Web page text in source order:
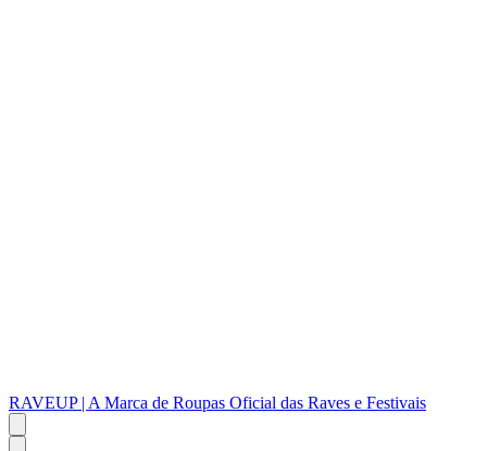
RAVEUP | A Marca de Roupas Oficial das Raves e Festivais